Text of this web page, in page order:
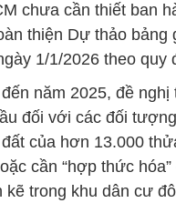
chưa cần thiết ban
thiện Dự thảo bảng
1/1/2026 theo quy
năm 2025, đề
đối với các đối
của hơn 13.000
cần “hợp thức
kẽ trong khu dân cư